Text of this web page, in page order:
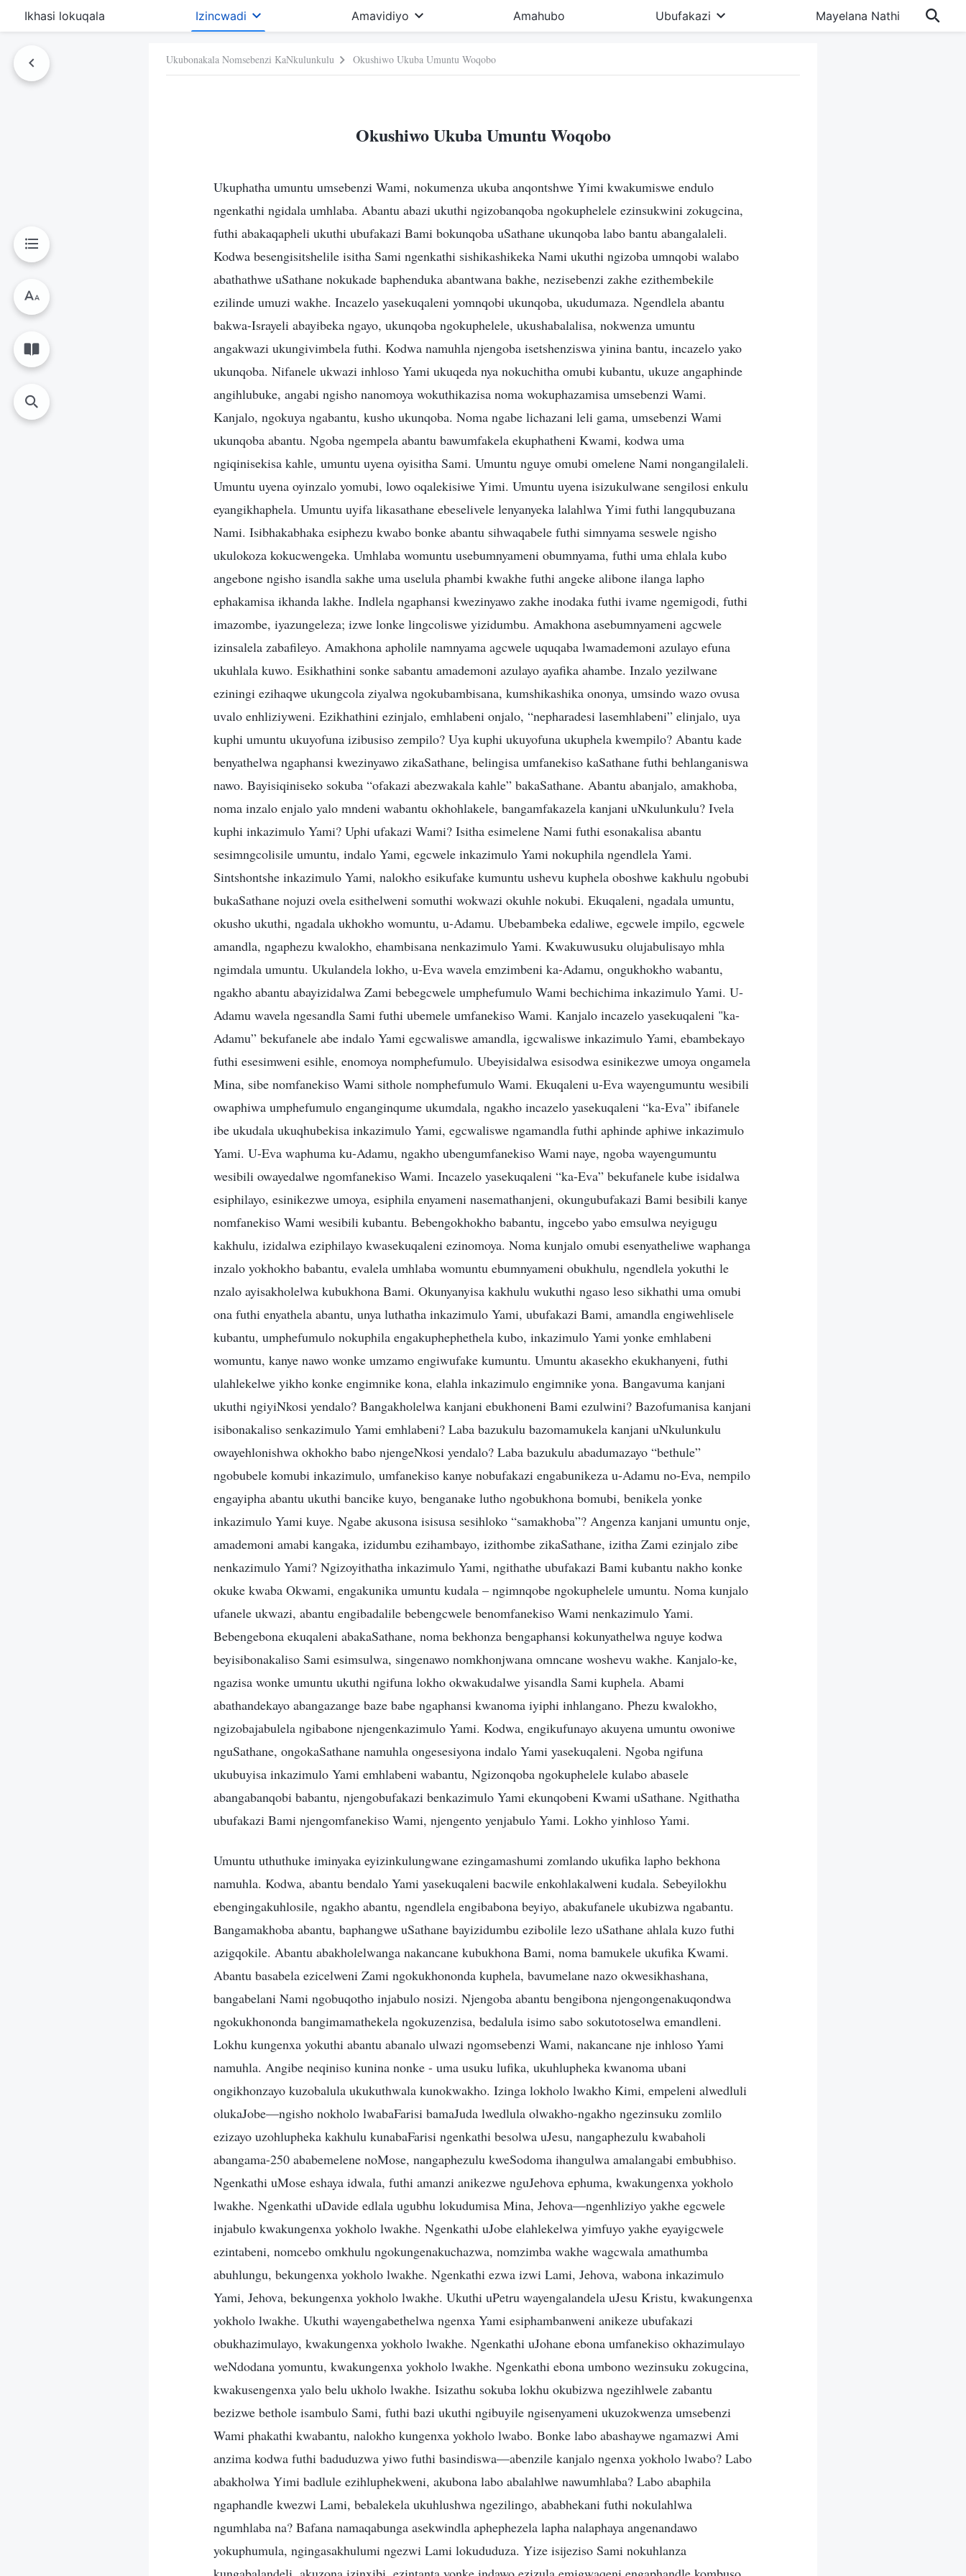
Ikhasi lokuqala Izincwadi Amavidiyo Amahubo Ubufakazi Mayelana Nathi
Ukubonakala Nomsebenzi KaNkulunkulu Okushiwo Ukuba Umuntu Woqobo
Okushiwo Ukuba Umuntu Woqobo
Ukuphatha umuntu umsebenzi Wami, nokumenza ukuba anqontshwe Yimi kwakumiswe endulo
ngenkathi ngidala umhlaba. Abantu abazi ukuthi ngizobanqoba ngokuphelele ezinsukwini zokugcina,
futhi abakaqapheli ukuthi ubufakazi Bami bokunqoba uSathane ukunqoba labo bantu abangalaleli.
Kodwa besengisitshelile isitha Sami ngenkathi sishikashikeka Nami ukuthi ngizoba umnqobi walabo
abathathwe uSathane nokukade baphenduka abantwana bakhe, nezisebenzi zakhe ezithembekile
ezilinde umuzi wakhe. Incazelo yasekuqaleni yomnqobi ukunqoba, ukudumaza. Ngendlela abantu
bakwa-Israyeli abayibeka ngayo, ukunqoba ngokuphelele, ukushabalalisa, nokwenza umuntu
angakwazi ukungivimbela futhi. Kodwa namuhla njengoba isetshenziswa yinina bantu, incazelo yako
ukunqoba. Nifanele ukwazi inhloso Yami ukuqeda nya nokuchitha omubi kubantu, ukuze angaphinde
angihlubuke, angabi ngisho nanomoya wokuthikazisa noma wokuphazamisa umsebenzi Wami.
Kanjalo, ngokuya ngabantu, kusho ukunqoba. Noma ngabe lichazani leli gama, umsebenzi Wami
ukunqoba abantu. Ngoba ngempela abantu bawumfakela ekuphatheni Kwami, kodwa uma
ngiqinisekisa kahle, umuntu uyena oyisitha Sami. Umuntu nguye omubi omelene Nami nongangilaleli.
Umuntu uyena oyinzalo yomubi, lowo oqalekisiwe Yimi. Umuntu uyena isizukulwane sengilosi enkulu
eyangikhaphela. Umuntu uyifa likasathane ebeselivele lenyanyeka lalahlwa Yimi futhi langqubuzana
Nami. Isibhakabhaka esiphezu kwabo bonke abantu sihwaqabele futhi simnyama seswele ngisho
ukulokoza kokucwengeka. Umhlaba womuntu usebumnyameni obumnyama, futhi uma ehlala kubo
angebone ngisho isandla sakhe uma uselula phambi kwakhe futhi angeke alibone ilanga lapho
ephakamisa ikhanda lakhe. Indlela ngaphansi kwezinyawo zakhe inodaka futhi ivame ngemigodi, futhi
imazombe, iyazungeleza; izwe lonke lingcoliswe yizidumbu. Amakhona asebumnyameni agcwele
izinsalela zabafileyo. Amakhona apholile namnyama agcwele uquqaba lwamademoni azulayo efuna
ukuhlala kuwo. Esikhathini sonke sabantu amademoni azulayo ayafika ahambe. Inzalo yezilwane
eziningi ezihaqwe ukungcola ziyalwa ngokubambisana, kumshikashika ononya, umsindo wazo ovusa
uvalo enhliziyweni. Ezikhathini ezinjalo, emhlabeni onjalo, “nepharadesi lasemhlabeni” elinjalo, uya
kuphi umuntu ukuyofuna izibusiso zempilo? Uya kuphi ukuyofuna ukuphela kwempilo? Abantu kade
benyathelwa ngaphansi kwezinyawo zikaSathane, belingisa umfanekiso kaSathane futhi behlanganiswa
nawo. Bayisiqiniseko sokuba “ofakazi abezwakala kahle” bakaSathane. Abantu abanjalo, amakhoba,
noma inzalo enjalo yalo mndeni wabantu okhohlakele, bangamfakazela kanjani uNkulunkulu? Ivela
kuphi inkazimulo Yami? Uphi ufakazi Wami? Isitha esimelene Nami futhi esonakalisa abantu
sesimngcolisile umuntu, indalo Yami, egcwele inkazimulo Yami nokuphila ngendlela Yami.
Sintshontshe inkazimulo Yami, nalokho esikufake kumuntu ushevu kuphela oboshwe kakhulu ngobubi
bukaSathane nojuzi ovela esithelweni somuthi wokwazi okuhle nokubi. Ekuqaleni, ngadala umuntu,
okusho ukuthi, ngadala ukhokho womuntu, u-Adamu. Ubebambeka edaliwe, egcwele impilo, egcwele
amandla, ngaphezu kwalokho, ehambisana nenkazimulo Yami. Kwakuwusuku olujabulisayo mhla
ngimdala umuntu. Ukulandela lokho, u-Eva wavela emzimbeni ka-Adamu, ongukhokho wabantu,
ngakho abantu abayizidalwa Zami bebegcwele umphefumulo Wami bechichima inkazimulo Yami. U-
Adamu wavela ngesandla Sami futhi ubemele umfanekiso Wami. Kanjalo incazelo yasekuqaleni "ka-
Adamu” bekufanele abe indalo Yami egcwaliswe amandla, igcwaliswe inkazimulo Yami, ebambekayo
futhi esesimweni esihle, enomoya nomphefumulo. Ubeyisidalwa esisodwa esinikezwe umoya ongamela
Mina, sibe nomfanekiso Wami sithole nomphefumulo Wami. Ekuqaleni u-Eva wayengumuntu wesibili
owaphiwa umphefumulo enganginqume ukumdala, ngakho incazelo yasekuqaleni “ka-Eva” ibifanele
ibe ukudala ukuqhubekisa inkazimulo Yami, egcwaliswe ngamandla futhi aphinde aphiwe inkazimulo
Yami. U-Eva waphuma ku-Adamu, ngakho ubengumfanekiso Wami naye, ngoba wayengumuntu
wesibili owayedalwe ngomfanekiso Wami. Incazelo yasekuqaleni “ka-Eva” bekufanele kube isidalwa
esiphilayo, esinikezwe umoya, esiphila enyameni nasemathanjeni, okungubufakazi Bami besibili kanye
nomfanekiso Wami wesibili kubantu. Bebengokhokho babantu, ingcebo yabo emsulwa neyigugu
kakhulu, izidalwa eziphilayo kwasekuqaleni ezinomoya. Noma kunjalo omubi esenyatheliwe waphanga
inzalo yokhokho babantu, evalela umhlaba womuntu ebumnyameni obukhulu, ngendlela yokuthi le
nzalo ayisakholelwa kubukhona Bami. Okunyanyisa kakhulu wukuthi ngaso leso sikhathi uma omubi
ona futhi enyathela abantu, unya luthatha inkazimulo Yami, ubufakazi Bami, amandla engiwehlisele
kubantu, umphefumulo nokuphila engakuphephethela kubo, inkazimulo Yami yonke emhlabeni
womuntu, kanye nawo wonke umzamo engiwufake kumuntu. Umuntu akasekho ekukhanyeni, futhi
ulahlekelwe yikho konke engimnike kona, elahla inkazimulo engimnike yona. Bangavuma kanjani
ukuthi ngiyiNkosi yendalo? Bangakholelwa kanjani ebukhoneni Bami ezulwini? Bazofumanisa kanjani
isibonakaliso senkazimulo Yami emhlabeni? Laba bazukulu bazomamukela kanjani uNkulunkulu
owayehlonishwa okhokho babo njengeNkosi yendalo? Laba bazukulu abadumazayo “bethule”
ngobubele komubi inkazimulo, umfanekiso kanye nobufakazi engabunikeza u-Adamu no-Eva, nempilo
engayipha abantu ukuthi bancike kuyo, benganake lutho ngobukhona bomubi, benikela yonke
inkazimulo Yami kuye. Ngabe akusona isisusa sesihloko “samakhoba”? Angenza kanjani umuntu onje,
amademoni amabi kangaka, izidumbu ezihambayo, izithombe zikaSathane, izitha Zami ezinjalo zibe
nenkazimulo Yami? Ngizoyithatha inkazimulo Yami, ngithathe ubufakazi Bami kubantu nakho konke
okuke kwaba Okwami, engakunika umuntu kudala – ngimnqobe ngokuphelele umuntu. Noma kunjalo
ufanele ukwazi, abantu engibadalile bebengcwele benomfanekiso Wami nenkazimulo Yami.
Bebengebona ekuqaleni abakaSathane, noma bekhonza bengaphansi kokunyathelwa nguye kodwa
beyisibonakaliso Sami esimsulwa, singenawo nomkhonjwana omncane woshevu wakhe. Kanjalo-ke,
ngazisa wonke umuntu ukuthi ngifuna lokho okwakudalwe yisandla Sami kuphela. Abami
abathandekayo abangazange baze babe ngaphansi kwanoma iyiphi inhlangano. Phezu kwalokho,
ngizobajabulela ngibabone njengenkazimulo Yami. Kodwa, engikufunayo akuyena umuntu owoniwe
nguSathane, ongokaSathane namuhla ongesesiyona indalo Yami yasekuqaleni. Ngoba ngifuna
ukubuyisa inkazimulo Yami emhlabeni wabantu, Ngizonqoba ngokuphelele kulabo abasele
abangabanqobi babantu, njengobufakazi benkazimulo Yami ekunqobeni Kwami uSathane. Ngithatha
ubufakazi Bami njengomfanekiso Wami, njengento yenjabulo Yami. Lokho yinhloso Yami.
Umuntu uthuthuke iminyaka eyizinkulungwane ezingamashumi zomlando ukufika lapho bekhona
namuhla. Kodwa, abantu bendalo Yami yasekuqaleni bacwile enkohlakalweni kudala. Sebeyilokhu
ebengingakuhlosile, ngakho abantu, ngendlela engibabona beyiyo, abakufanele ukubizwa ngabantu.
Bangamakhoba abantu, baphangwe uSathane bayizidumbu ezibolile lezo uSathane ahlala kuzo futhi
azigqokile. Abantu abakholelwanga nakancane kubukhona Bami, noma bamukele ukufika Kwami.
Abantu basabela ezicelweni Zami ngokukhononda kuphela, bavumelane nazo okwesikhashana,
bangabelani Nami ngobuqotho injabulo nosizi. Njengoba abantu bengibona njengongenakuqondwa
ngokukhononda bangimamathekela ngokuzenzisa, bedalula isimo sabo sokutotoselwa emandleni.
Lokhu kungenxa yokuthi abantu abanalo ulwazi ngomsebenzi Wami, nakancane nje inhloso Yami
namuhla. Angibe neqiniso kunina nonke - uma usuku lufika, ukuhlupheka kwanoma ubani
ongikhonzayo kuzobalula ukukuthwala kunokwakho. Izinga lokholo lwakho Kimi, empeleni alwedluli
olukaJobe—ngisho nokholo lwabaFarisi bamaJuda lwedlula olwakho-ngakho ngezinsuku zomlilo
ezizayo uzohlupheka kakhulu kunabaFarisi ngenkathi besolwa uJesu, nangaphezulu kwabaholi
abangama-250 ababemelene noMose, nangaphezulu kweSodoma ihangulwa amalangabi embubhiso.
Ngenkathi uMose eshaya idwala, futhi amanzi anikezwe nguJehova ephuma, kwakungenxa yokholo
lwakhe. Ngenkathi uDavide edlala ugubhu lokudumisa Mina, Jehova—ngenhliziyo yakhe egcwele
injabulo kwakungenxa yokholo lwakhe. Ngenkathi uJobe elahlekelwa yimfuyo yakhe eyayigcwele
ezintabeni, nomcebo omkhulu ngokungenakuchazwa, nomzimba wakhe wagcwala amathumba
abuhlungu, bekungenxa yokholo lwakhe. Ngenkathi ezwa izwi Lami, Jehova, wabona inkazimulo
Yami, Jehova, bekungenxa yokholo lwakhe. Ukuthi uPetru wayengalandela uJesu Kristu, kwakungenxa
yokholo lwakhe. Ukuthi wayengabethelwa ngenxa Yami esiphambanweni anikeze ubufakazi
obukhazimulayo, kwakungenxa yokholo lwakhe. Ngenkathi uJohane ebona umfanekiso okhazimulayo
weNdodana yomuntu, kwakungenxa yokholo lwakhe. Ngenkathi ebona umbono wezinsuku zokugcina,
kwakusengenxa yalo belu ukholo lwakhe. Isizathu sokuba lokhu okubizwa ngezihlwele zabantu
bezizwe bethole isambulo Sami, futhi bazi ukuthi ngibuyile ngisenyameni ukuzokwenza umsebenzi
Wami phakathi kwabantu, nalokho kungenxa yokholo lwabo. Bonke labo abashaywe ngamazwi Ami
anzima kodwa futhi baduduzwa yiwo futhi basindiswa—abenzile kanjalo ngenxa yokholo lwabo? Labo
abakholwa Yimi badlule ezihluphekweni, akubona labo abalahlwe nawumhlaba? Labo abaphila
ngaphandle kwezwi Lami, bebalekela ukuhlushwa ngezilingo, ababhekani futhi nokulahlwa
ngumhlaba na? Bafana namaqabunga asekwindla aphephezela lapha nalaphaya angenandawo
yokuphumula, ngingasakhulumi ngezwi Lami lokududuza. Yize isijeziso Sami nokuhlanza